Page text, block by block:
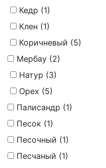
Кедр (1)
Клен (1)
Коричневый (5)
Мербау (2)
Натур (3)
Орех (5)
Палисандр (1)
Песок (1)
Песочный (1)
Песчаный (1)